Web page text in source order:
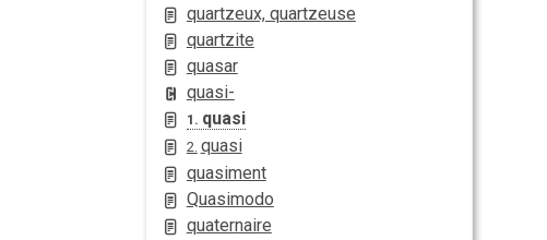
quartzeux, quartzeuse
quartzite
quasar
quasi-
1. quasi
2. quasi
quasiment
Quasimodo
quaternaire